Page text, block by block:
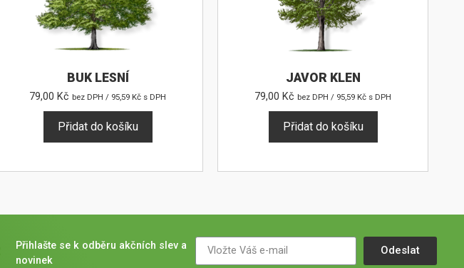
BUK LESNÍ
79,00 Kč bez DPH / 95,59 Kč s DPH
Přidat do košíku
JAVOR KLEN
79,00 Kč bez DPH / 95,59 Kč s DPH
Přidat do košíku
Přihlašte se k odběru akčních slev a
novinek
Odeslat